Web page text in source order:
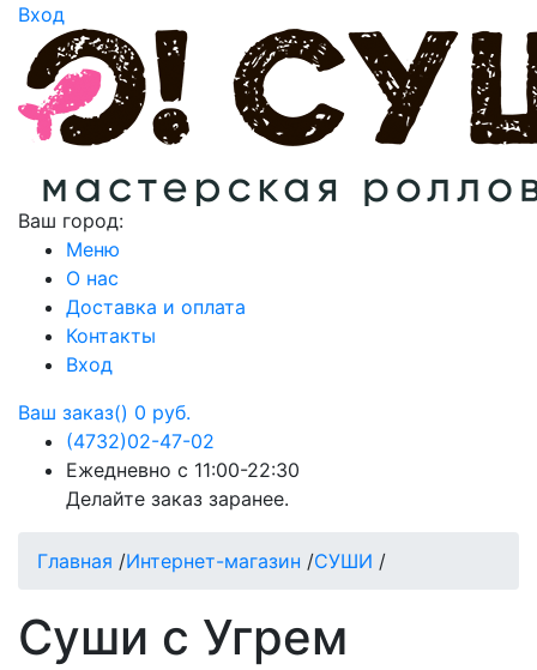
Вход
Ваш город:
Меню
О нас
Доставка и оплата
Контакты
Вход
Ваш заказ() 0 руб.
(4732)02-47-02
Ежедневно с 11:00-22:30
Делайте заказ заранее.
Главная /Интернет-магазин /СУШИ /
Суши с Угрем